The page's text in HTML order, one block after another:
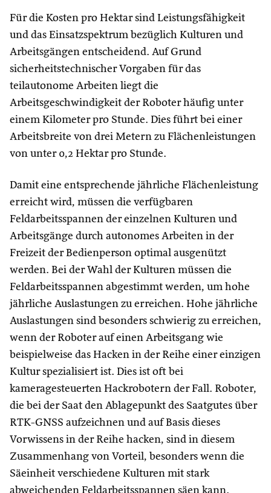
Für die Kosten pro Hektar sind Leistungsfähigkeit
und das Einsatzspektrum bezüglich Kulturen und
Arbeitsgängen entscheidend. Auf Grund
sicherheitstechnischer Vorgaben für das
teilautonome Arbeiten liegt die
Arbeitsgeschwindigkeit der Roboter häufig unter
einem Kilometer pro Stunde. Dies führt bei einer
Arbeitsbreite von drei Metern zu Flächenleistungen
von unter 0,2 Hektar pro Stunde.
Damit eine entsprechende jährliche Flächenleistung
erreicht wird, müssen die verfügbaren
Feldarbeitsspannen der einzelnen Kulturen und
Arbeitsgänge durch autonomes Arbeiten in der
Freizeit der Bedienperson optimal ausgenützt
werden. Bei der Wahl der Kulturen müssen die
Feldarbeitsspannen abgestimmt werden, um hohe
jährliche Auslastungen zu erreichen. Hohe jährliche
Auslastungen sind besonders schwierig zu erreichen,
wenn der Roboter auf einen Arbeitsgang wie
beispielweise das Hacken in der Reihe einer einzigen
Kultur spezialisiert ist. Dies ist oft bei
kameragesteuerten Hackrobotern der Fall. Roboter,
die bei der Saat den Ablagepunkt des Saatgutes über
RTK-GNSS aufzeichnen und auf Basis dieses
Vorwissens in der Reihe hacken, sind in diesem
Zusammenhang von Vorteil, besonders wenn die
Säeinheit verschiedene Kulturen mit stark
abweichenden Feldarbeitsspannen säen kann.